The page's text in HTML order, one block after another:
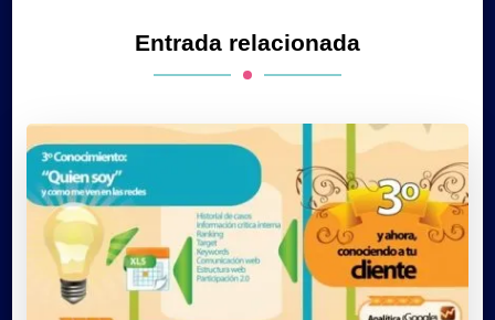
Entrada relacionada